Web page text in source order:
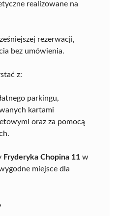
realizowane na
rezerwacji,
bez umówienia.
z:
parkingu,
kartami
oraz za pomocą
Fryderyka Chopina 11 w
miejsce dla